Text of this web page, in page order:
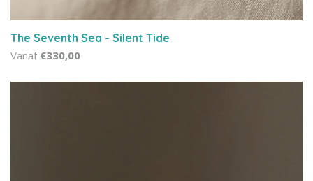
The Seventh Sea - Silent Tide
Vanaf€330,00